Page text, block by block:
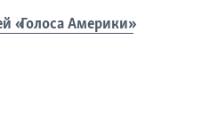
«Голоса Америки»